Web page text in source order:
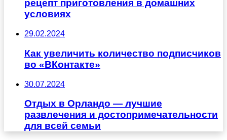
рецепт приготовления в домашних
условиях
29.02.2024
Как увеличить количество подписчиков
во «ВКонтакте»
30.07.2024
Отдых в Орландо — лучшие
развлечения и достопримечательности
для всей семьи